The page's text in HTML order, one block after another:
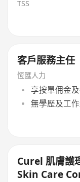
TSS
客戶服務主任
恆匯人力
享按單佣金
無學歷及工
Curel 肌膚護
Skin Care